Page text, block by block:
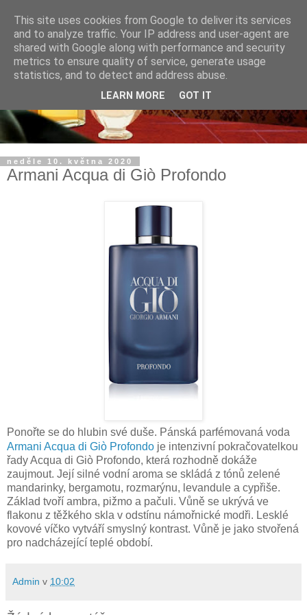
neděle 10. května 2020
Armani Acqua di Giò Profondo
Ponořte se do hlubin své duše. Pánská parfémovaná voda
Armani Acqua di Giò Profondo je intenzivní pokračovatelkou
řady Acqua di Giò Profondo, která rozhodně dokáže
zaujmout. Její silné vodní aroma se skládá z tónů zelené
mandarinky, bergamotu, rozmarýnu, levandule a cypřiše.
Základ tvoří ambra, pižmo a pačuli. Vůně se ukrývá ve
flakonu z těžkého skla v odstínu námořnické modři. Lesklé
kovové víčko vytváří smyslný kontrast. Vůně je jako stvořená
pro nadcházející teplé období.
Admin v 10:02
This site uses cookies from Google to deliver its services
and to analyze traffic. Your IP address and user-agent are
shared with Google along with performance and security
metrics to ensure quality of service, generate usage
statistics, and to detect and address abuse.
LEARN MORE GOT IT